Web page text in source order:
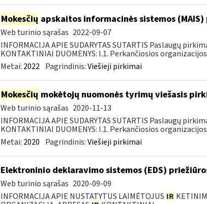
Mokesčių apskaitos informacinės sistemos
Web turinio sąrašas 2022-09-07
INFORMACIJA APIE SUDARYTAS SUTARTIS Paslaugų
KONTAKTINIAI DUOMENYS: I.1. Perkančiosios
Metai: 2022 Pagrindinis:Viešieji pirkimai
Mokesčių mokėtojų nuomonės tyrimų viešasis
Web turinio sąrašas 2020-11-13
INFORMACIJA APIE SUDARYTAS SUTARTIS Paslaugų
KONTAKTINIAI DUOMENYS: I.1. Perkančiosios
Metai: 2020 Pagrindinis:Viešieji pirkimai
Elektroninio deklaravimo sistemos (EDS)
Web turinio sąrašas 2020-09-09
INFORMACIJA APIE NUSTATYTUS LAIMĖTOJUS IR